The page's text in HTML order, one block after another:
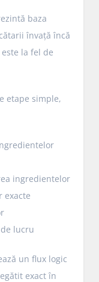
baza
învață încă
la fel de
etape simple,
ingredientelor
exacte
lucru
un flux logic
exact în